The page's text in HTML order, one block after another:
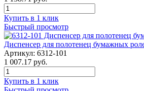
Купить в 1 клик
Быстрый просмотр
Диспенсер для полотенец бумажных
Артикул: 6312-101
1 007.17 руб.
Купить в 1 клик